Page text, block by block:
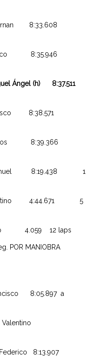
8:33.608
8:35.946
Ángel (h) 8:37.511
8:38.571
Eros 8:39.366
8:19.438 1
4:44.671 5
4.059 12 laps
POR MANIOBRA
8:05.897 a
Valentino
8:13.907